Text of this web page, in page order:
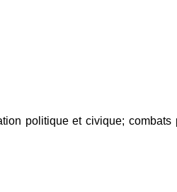
politique et civique;